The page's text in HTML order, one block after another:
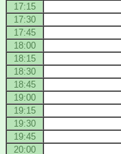
17:15
17:30
17:45
18:00
18:15
18:30
18:45
19:00
19:15
19:30
19:45
20:00